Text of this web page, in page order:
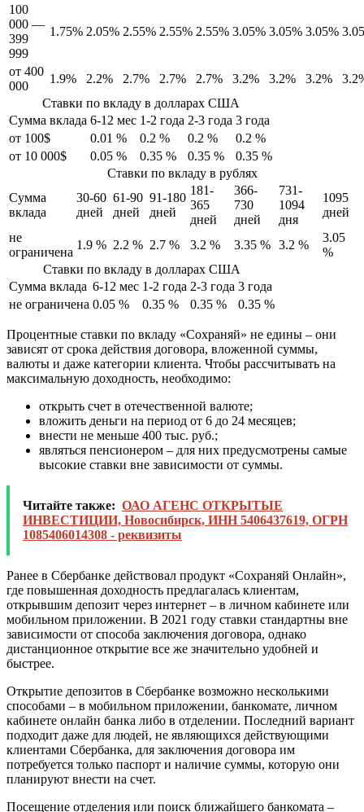
100
000 —
399
999
1.75% 2.05% 2.55% 2.55% 2.55% 3.05% 3.05% 3.05%
от 400
000
1.9% 2.2% 2.7% 2.7% 2.7% 3.2% 3.2% 3.2%
Ставки по вкладу в долларах США
Сумма вклада 6-12 мес 1-2 года 2-3 года 3 года
от 100$
0.01 % 0.2 % 0.2 %
0.2 %
от 10 000$
0.05 % 0.35 % 0.35 %
0.35 %
Ставки по вкладу в рублях
Сумма
вклада
30-60
дней
61-90
дней
91-180
дней
181-
365
дней
366-
730
дней
731-
1094
дня
1095
дней
не
ограничена
1.9 % 2.2 % 2.7 % 3.2 % 3.35 % 3.2 %
3.05
%
Ставки по вкладу в долларах США
Сумма вклада 6-12 мес 1-2 года 2-3 года 3 года
не ограничена 0.05 % 0.35 % 0.35 % 0.35 %
Процентные ставки по вкладу «Сохраняй» не едины – они
зависят от срока действия договора, вложенной суммы,
валюты и даже категории клиента. Чтобы рассчитывать на
максимальную доходность, необходимо:
открыть счет в отечественной валюте;
вложить деньги на период от 6 до 24 месяцев;
внести не меньше 400 тыс. руб.;
являться пенсионером – для них предусмотрены самые
высокие ставки вне зависимости от суммы.
Читайте также: ОАО АГЕНС ОТКРЫТЫЕ
ИНВЕСТИЦИИ, Новосибирск, ИНН 5406437619, ОГРН
1085406014308 - реквизиты
Ранее в Сбербанке действовал продукт «Сохраняй Онлайн»,
где повышенная доходность предлагалась клиентам,
открывшим депозит через интернет – в личном кабинете или
мобильном приложении. В 2021 году ставки стандартны вне
зависимости от способа заключения договора, однако
дистанционное открытие все же значительно удобней и
быстрее.
Открытие депозитов в Сбербанке возможно несколькими
способами – в мобильном приложении, банкомате, личном
кабинете онлайн банка либо в отделении. Последний вариант
подходит даже для людей, не являющихся действующими
клиентами Сбербанка, для заключения договора им
потребуется только паспорт и наличие суммы, которую они
планируют внести на счет.
Посещение отделения или поиск ближайшего банкомата –